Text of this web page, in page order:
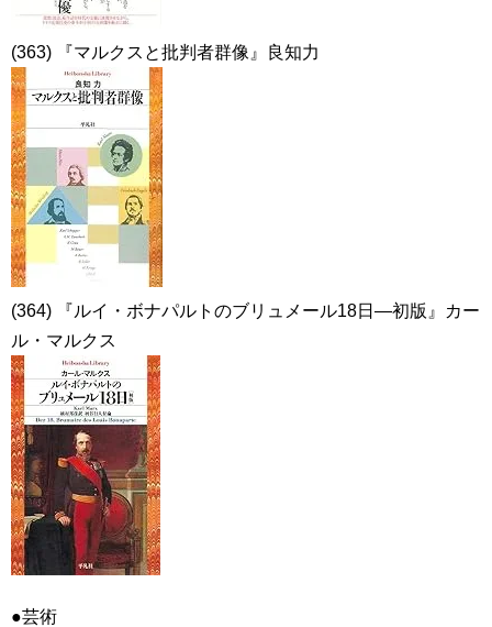
(363) 『マルクスと批判者群像』良知力
(364) 『ルイ・ボナパルトのブリュメール18日―初版』カー
ル・マルクス
●芸術